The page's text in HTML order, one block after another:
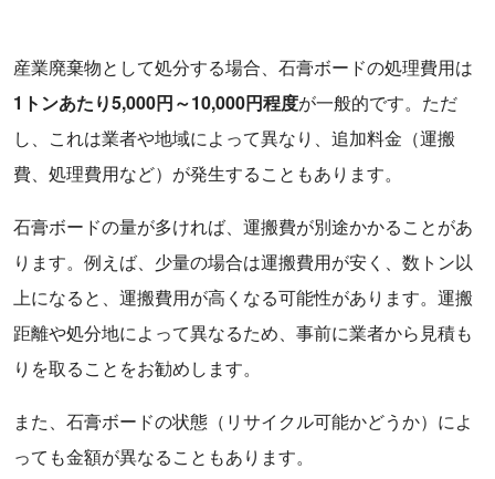
産業廃棄物として処分する場合、石膏ボードの処理費用は
1トンあたり5,000円～10,000円程度が一般的です。ただ
し、これは業者や地域によって異なり、追加料金（運搬
費、処理費用など）が発生することもあります。
石膏ボードの量が多ければ、運搬費が別途かかることがあ
ります。例えば、少量の場合は運搬費用が安く、数トン以
上になると、運搬費用が高くなる可能性があります。運搬
距離や処分地によって異なるため、事前に業者から見積も
りを取ることをお勧めします。
また、石膏ボードの状態（リサイクル可能かどうか）によ
っても金額が異なることもあります。